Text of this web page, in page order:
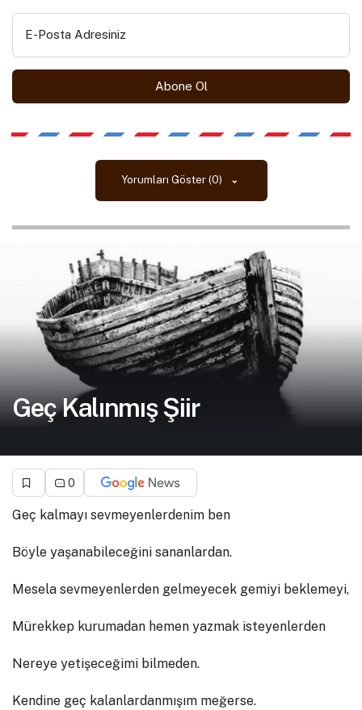
E-Posta Adresiniz
Yorumları Göster (0)
Geç Kalınmış Şiir
0
Geç kalmayı sevmeyenlerdenim ben
Böyle yaşanabileceğini sananlardan.
Mesela sevmeyenlerden gelmeyecek gemiyi beklemeyi,
Mürekkep kurumadan hemen yazmak isteyenlerden
Nereye yetişeceğimi bilmeden.
Kendine geç kalanlardanmışım meğerse.